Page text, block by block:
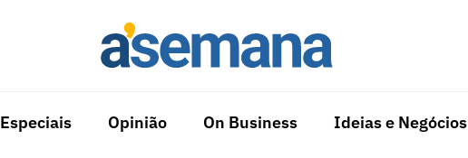
Especiais Opinião On Business Ideias e Negócios